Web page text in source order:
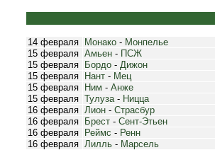
14 февраля Монако - Монпелье
15 февраля Амьен - ПСЖ
15 февраля
Бордо - Дижон
15 февраля
Нант - Мец
15 февраля
Ним - Анже
15 февраля Тулуза- Ницца
16 февраля Лион - Страсбур
16 февраля
Брест - Сент-Этьен
16 февраля
Реймс - Ренн
16 февраля Лилль - Марсель